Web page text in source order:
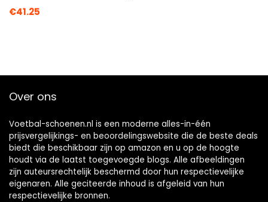
€41.25
Over ons
Voetbal-schoenen.nl is een moderne alles-in-één
prijsvergelijkings- en beoordelingswebsite die de beste deals
biedt die beschikbaar zijn op amazon en u op de hoogte
houdt via de laatst toegevoegde blogs. Alle afbeeldingen
zijn auteursrechtelijk beschermd door hun respectievelijke
eigenaren. Alle geciteerde inhoud is afgeleid van hun
respectievelijke bronnen.